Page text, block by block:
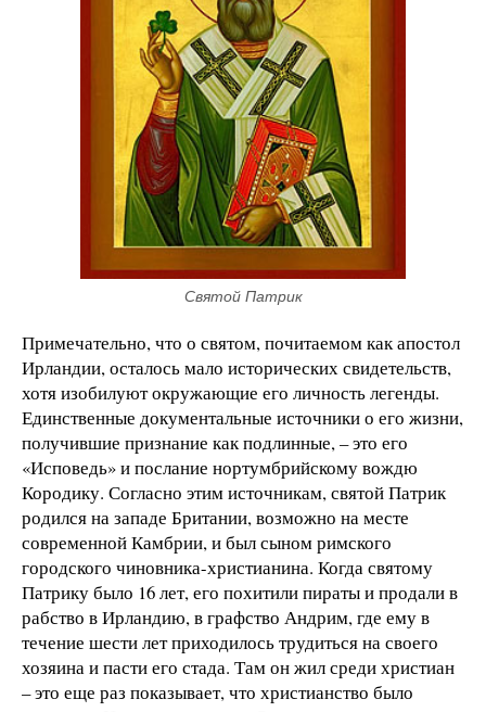
Святой Патрик
Примечательно, что о святом, почитаемом как апостол
Ирландии, осталось мало исторических свидетельств,
хотя изобилуют окружающие его личность легенды.
Единственные документальные источники о его жизни,
получившие признание как подлинные, – это его
«Исповедь» и послание нортумбрийскому вождю
Кородику. Согласно этим источникам, святой Патрик
родился на западе Британии, возможно на месте
современной Камбрии, и был сыном римского
городского чиновника-христианина. Когда святому
Патрику было 16 лет, его похитили пираты и продали в
рабство в Ирландию, в графство Андрим, где ему в
течение шести лет приходилось трудиться на своего
хозяина и пасти его стада. Там он жил среди христиан
– это еще раз показывает, что христианство было